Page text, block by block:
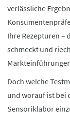
verlässliche
Ihre Rezepturen –
schmeckt und
Doch welche
und worauf ist bei
Sensoriklabor